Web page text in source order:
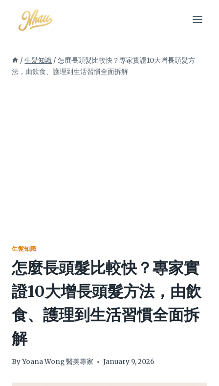
content
/ 生髮知識 / 怎麼長頭髮比較快？專家實證10大增長頭髮方
法，由飲食、護理到生活習慣全面拆解
生髮知識
怎麼長頭髮比較快？專家實
證10大增長頭髮方法，由飲
食、護理到生活習慣全面拆
解
ByYoana Wong 醫美專家 January 9, 2026